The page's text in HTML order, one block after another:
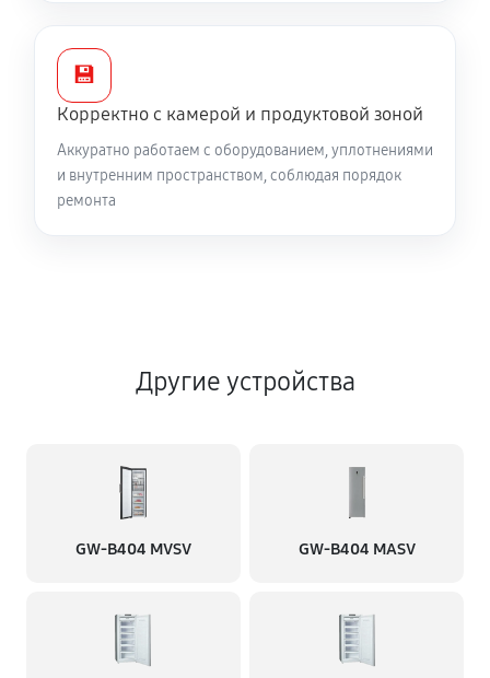
💾
Корректно с камерой и продуктовой зоной
Аккуратно работаем с оборудованием, уплотнениями
и внутренним пространством, соблюдая порядок
ремонта
Другие устройства
GW-B404 MVSV GW-B404 MASV